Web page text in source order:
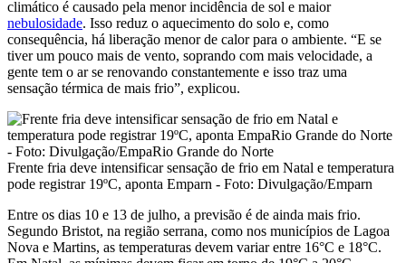
climático é causado pela menor incidência de sol e maior
nebulosidade. Isso reduz o aquecimento do solo e, como
consequência, há liberação menor de calor para o ambiente. “E se
tiver um pouco mais de vento, soprando com mais velocidade, a
gente tem o ar se renovando constantemente e isso traz uma
sensação térmica de mais frio”, explicou.
Frente fria deve intensificar sensação de frio em Natal e temperatura
pode registrar 19ºC, aponta Emparn - Foto: Divulgação/Emparn
Entre os dias 10 e 13 de julho, a previsão é de ainda mais frio.
Segundo Bristot, na região serrana, como nos municípios de Lagoa
Nova e Martins, as temperaturas devem variar entre 16°C e 18°C.